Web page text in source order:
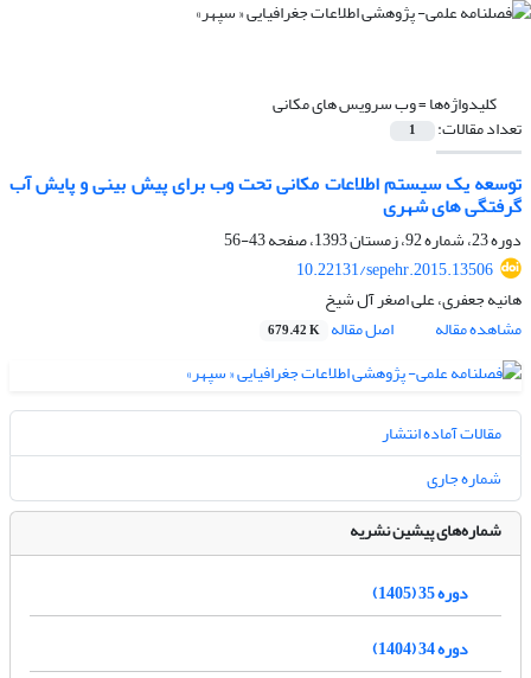
کلیدواژه‌ها =وب سرویس های مکانی
تعداد مقالات: 1
توسعه یک سیستم اطلاعات مکانی تحت وب برای پیش بینی و پایش آب
گرفتگی های شهری
دوره 23، شماره 92، زمستان 1393، صفحه
43-56
10.22131/sepehr.2015.13506
هانیه جعفری، علی اصغر آل شیخ
مشاهده مقاله
اصل مقاله 679.42 K
مقالات آماده انتشار
شماره جاری
شماره‌های پیشین نشریه
دوره 35 (1405)
دوره 34 (1404)